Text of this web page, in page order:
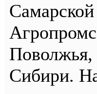
Поволжья,
Сибири.